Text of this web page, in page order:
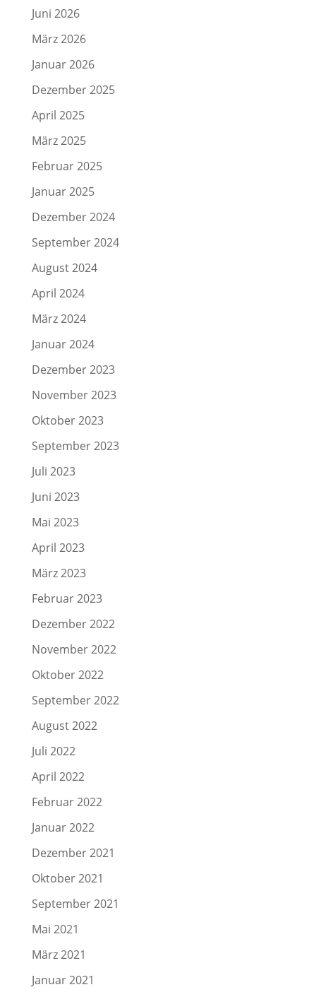
Juni 2026
März 2026
Januar 2026
Dezember 2025
April 2025
März 2025
Februar 2025
Januar 2025
Dezember 2024
September 2024
August 2024
April 2024
März 2024
Januar 2024
Dezember 2023
November 2023
Oktober 2023
September 2023
Juli 2023
Juni 2023
Mai 2023
April 2023
März 2023
Februar 2023
Dezember 2022
November 2022
Oktober 2022
September 2022
August 2022
Juli 2022
April 2022
Februar 2022
Januar 2022
Dezember 2021
Oktober 2021
September 2021
Mai 2021
März 2021
Januar 2021